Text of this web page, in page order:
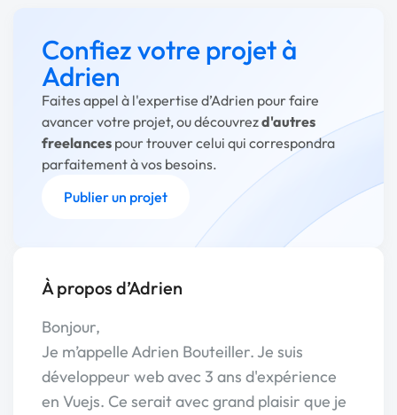
Confiez votre projet à
Adrien
Faites appel à l'expertise d’Adrien pour faire
avancer votre projet, ou découvrezd'autres
freelances pour trouver celui qui correspondra
parfaitement à vos besoins.
Publier un projet
À propos d’Adrien
Bonjour,
Je m’appelle Adrien Bouteiller. Je suis
développeur web avec 3 ans d'expérience
en Vuejs. Ce serait avec grand plaisir que je